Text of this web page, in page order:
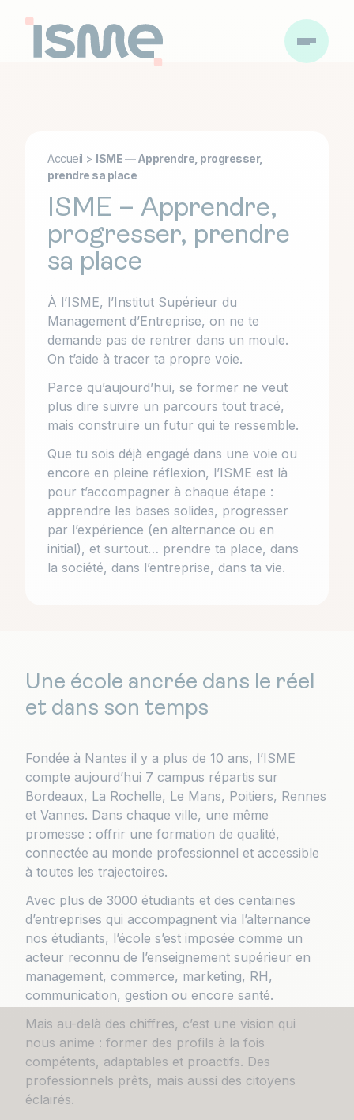
Accueil > ISME — Apprendre, progresser,
prendre sa place
ISME – Apprendre,
progresser, prendre
sa place
À l’ISME, l’Institut Supérieur du
Management d’Entreprise, on ne te
demande pas de rentrer dans un moule.
On t’aide à tracer ta propre voie.
Parce qu’aujourd’hui, se former ne veut
plus dire suivre un parcours tout tracé,
mais construire un futur qui te ressemble.
Que tu sois déjà engagé dans une voie ou
encore en pleine réflexion, l’ISME est là
pour t’accompagner à chaque étape :
apprendre les bases solides, progresser
par l’expérience (en alternance ou en
initial), et surtout… prendre ta place, dans
la société, dans l’entreprise, dans ta vie.
Une école ancrée dans le réel
et dans son temps
Fondée à Nantes il y a plus de 10 ans, l’ISME
compte aujourd’hui 7 campus répartis sur
Bordeaux, La Rochelle, Le Mans, Poitiers, Rennes
et Vannes. Dans chaque ville, une même
promesse : offrir une formation de qualité,
connectée au monde professionnel et accessible
à toutes les trajectoires.
Avec plus de 3000 étudiants et des centaines
d’entreprises qui accompagnent via l’alternance
nos étudiants, l’école s’est imposée comme un
acteur reconnu de l’enseignement supérieur en
management, commerce, marketing, RH,
communication, gestion ou encore santé.
Mais au-delà des chiffres, c’est une vision qui
nous anime : former des profils à la fois
compétents, adaptables et proactifs. Des
professionnels prêts, mais aussi des citoyens
éclairés.